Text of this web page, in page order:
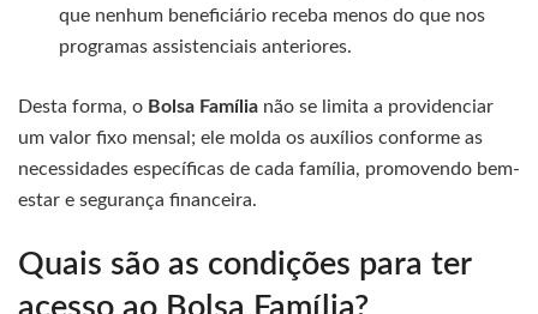
que nenhum beneficiário receba menos do que nos
programas assistenciais anteriores.
Desta forma, o Bolsa Família não se limita a providenciar
um valor fixo mensal; ele molda os auxílios conforme as
necessidades específicas de cada família, promovendo bem-
estar e segurança financeira.
Quais são as condições para ter
acesso ao Bolsa Família?